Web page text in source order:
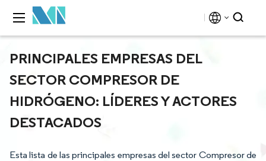
PRINCIPALES EMPRESAS DEL
SECTOR COMPRESOR DE
HIDRÓGENO: LÍDERES Y ACTORES
DESTACADOS
Esta lista de las principales empresas del sector Compresor de